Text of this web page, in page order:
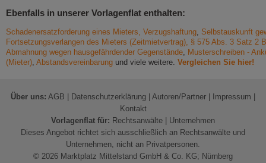
Ebenfalls in unserer Vorlagenflat enthalten:
Schadenersatzforderung eines Mieters, Verzugshaftung, Selbstauskunft
Fortsetzungsverlangen des Mieters (Zeitmietvertrag), § 575 Abs. 3 Satz 2
Abmahnung wegen hausgefährdender Gegenstände, Musterschreiben -
(Mieter), Abstandsvereinbarung und viele weitere. Vergleichen Sie hier!
Über uns: AGB Datenschutzerklärung Autoren/Partner Impressum
Kontakt
Vorlagenflat für: Rechtsanwälte
Unternehmen
Dieses Angebot richtet sich ausschließlich an Rechtsanwälte und
Unternehmen, nicht an Privatpersonen.
© 2026 Marktplatz Mittelstand GmbH & Co. KG; Nürnberg